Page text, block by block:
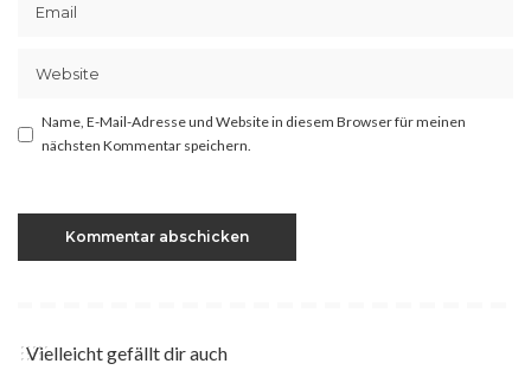
Name, E-Mail-Adresse und Website in diesem Browser für meinen
nächsten Kommentar speichern.
Vielleicht gefällt dir auch